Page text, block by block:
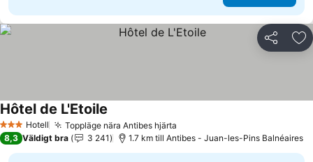
Dela
3 StjärnorHotell Toppläge nära Antibes hjärta
Hôtel de L'Etoile
8,3 Väldigt bra 3 241 1.7 km till Antibes - Juan-les-Pins Balnéaires